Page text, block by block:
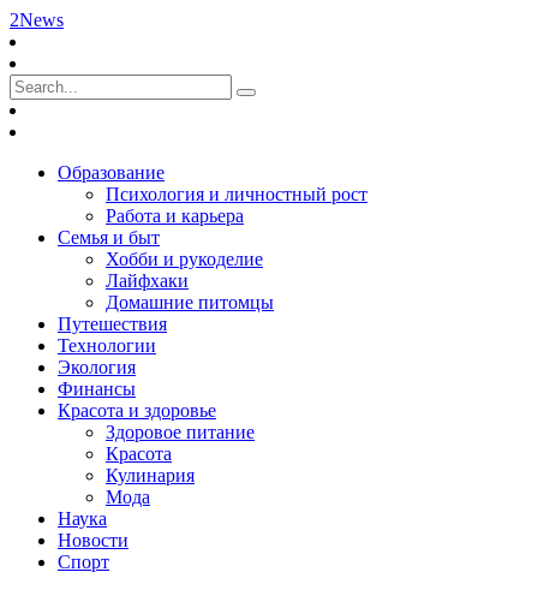
2News
Образование
Психология и личностный рост
Работа и карьера
Семья и быт
Хобби и рукоделие
Лайфхаки
Домашние питомцы
Путешествия
Технологии
Экология
Финансы
Красота и здоровье
Здоровое питание
Красота
Кулинария
Мода
Наука
Новости
Спорт